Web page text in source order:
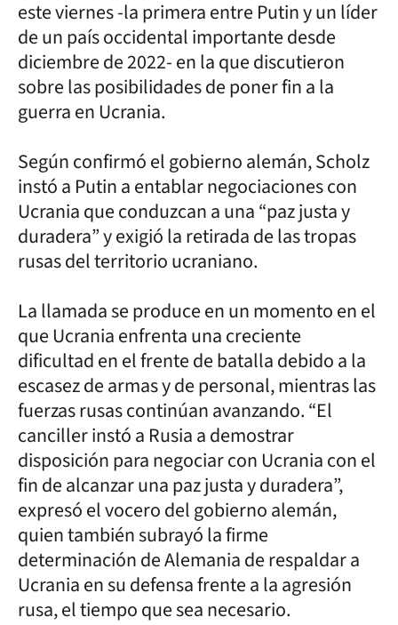
este viernes -la primera entre Putin y un líder
de un país occidental importante desde
diciembre de 2022- en la que discutieron
sobre las posibilidades de poner fin a la
guerra en Ucrania.
Según confirmó el gobierno alemán, Scholz
instó a Putin a entablar negociaciones con
Ucrania que conduzcan a una “paz justa y
duradera” y exigió la retirada de las tropas
rusas del territorio ucraniano.
La llamada se produce en un momento en el
que Ucrania enfrenta una creciente
dificultad en el frente de batalla debido a la
escasez de armas y de personal, mientras las
fuerzas rusas continúan avanzando. “El
canciller instó a Rusia a demostrar
disposición para negociar con Ucrania con el
fin de alcanzar una paz justa y duradera”,
expresó el vocero del gobierno alemán,
quien también subrayó la firme
determinación de Alemania de respaldar a
Ucrania en su defensa frente a la agresión
rusa, el tiempo que sea necesario.